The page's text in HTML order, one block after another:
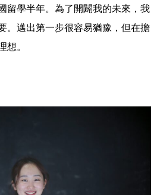
留學半年。為了開闢我的未來，我
。邁出第一步很容易猶豫，但在擔
想。